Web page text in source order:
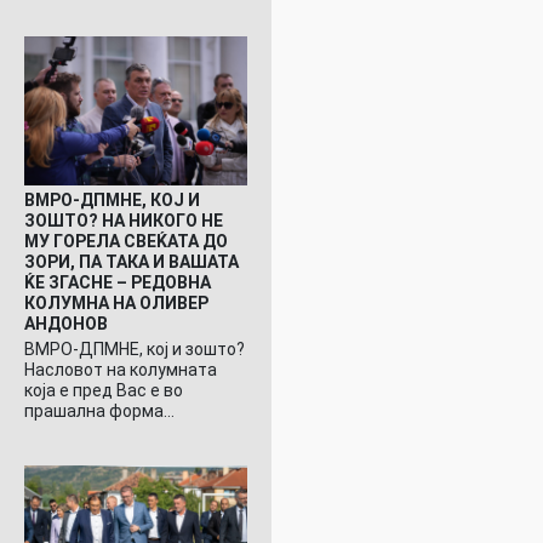
ВМРО-ДПМНЕ, КОЈ И
ЗОШТО? НА НИКОГО НЕ
МУ ГОРЕЛА СВЕЌАТА ДО
ЗОРИ, ПА ТАКА И ВАШАТА
ЌЕ ЗГАСНЕ – РЕДОВНА
КОЛУМНА НА ОЛИВЕР
АНДОНОВ
ВМРО-ДПМНЕ, кој и зошто?
Насловот на колумната
која е пред Вас е во
прашална форма…